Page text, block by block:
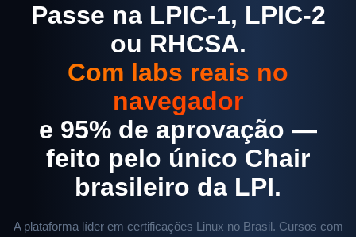
Passe na LPIC-1, LPIC-2
ou RHCSA.
Com labs reais no
navegador
e 95% de aprovação —
feito pelo único Chair
brasileiro da LPI.
A plataforma líder em certificações Linux no Brasil. Cursos com